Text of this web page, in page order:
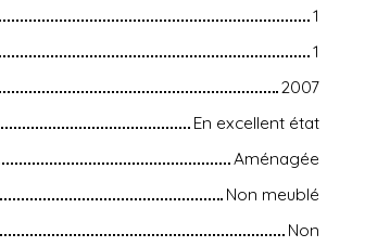
1
1
2007
En excellent état
Aménagée
Non meublé
Non